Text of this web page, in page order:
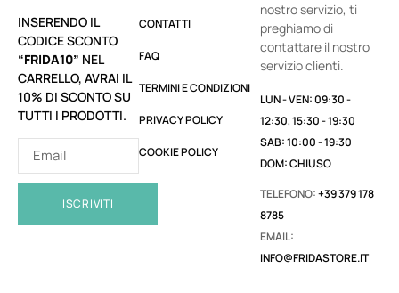
INSERENDO IL
CODICE SCONTO
“FRIDA10” NEL
CARRELLO, AVRAI IL
10% DI SCONTO SU
TUTTI I PRODOTTI.
ISCRIVITI
CONTATTI
FAQ
TERMINI E CONDIZIONI
PRIVACY POLICY
COOKIE POLICY
nostro servizio, ti
preghiamo di
contattare il nostro
servizio clienti.
LUN - VEN: 09:30 -
12:30, 15:30 - 19:30
SAB: 10:00 - 19:30
DOM: CHIUSO
TELEFONO:+39 379 178
8785
EMAIL:
INFO@FRIDASTORE.IT